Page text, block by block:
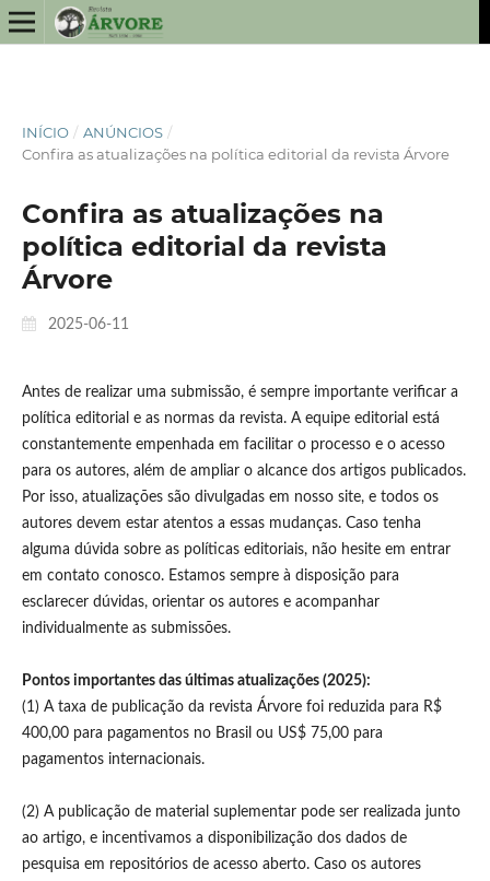
INÍCIO / ANÚNCIOS /
Confira as atualizações na política editorial da revista Árvore
Confira as atualizações na
política editorial da revista
Árvore
2025-06-11
Antes de realizar uma submissão, é sempre importante verificar a
política editorial e as normas da revista. A equipe editorial está
constantemente empenhada em facilitar o processo e o acesso
para os autores, além de ampliar o alcance dos artigos publicados.
Por isso, atualizações são divulgadas em nosso site, e todos os
autores devem estar atentos a essas mudanças. Caso tenha
alguma dúvida sobre as políticas editoriais, não hesite em entrar
em contato conosco. Estamos sempre à disposição para
esclarecer dúvidas, orientar os autores e acompanhar
individualmente as submissões.
Pontos importantes das últimas atualizações (2025):
(1) A taxa de publicação da revista Árvore foi reduzida para R$
400,00 para pagamentos no Brasil ou US$ 75,00 para
pagamentos internacionais.
(2) A publicação de material suplementar pode ser realizada junto
ao artigo, e incentivamos a disponibilização dos dados de
pesquisa em repositórios de acesso aberto. Caso os autores